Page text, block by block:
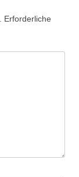
Erforderliche